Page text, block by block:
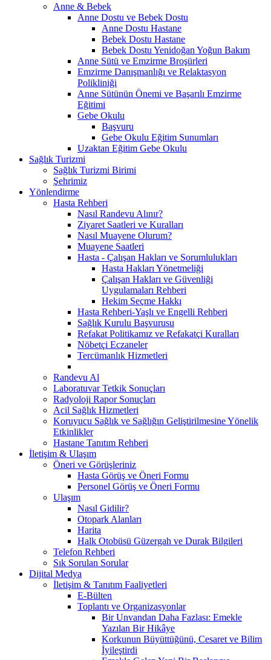
Anne & Bebek
Anne Dostu ve Bebek Dostu
Anne Dostu Hastane
Bebek Dostu Hastane
Bebek Dostu Yenidoğan Yoğun Bakım
Anne Sütü ve Emzirme Broşürleri
Emzirme Danışmanlığı ve Relaktasyon
Polikliniği
Anne Sütünün Önemi ve Başarılı Emzirme
Eğitimi
Gebe Okulu
Başvuru
Gebe Okulu Eğitim Sunumları
Uzaktan Eğitim Gebe Okulu
Sağlık Turizmi
Sağlık Turizmi Birimi
Şehrimiz
Yönlendirme
Hasta Rehberi
Nasıl Randevu Alınır?
Ziyaret Saatleri ve Kuralları
Nasıl Muayene Olurum?
Muayene Saatleri
Hasta - Çalışan Hakları ve Sorumlulukları
Hasta Hakları Yönetmeliği
Çalışan Hakları ve Güvenliği
Uygulamaları Rehberi
Hekim Seçme Hakkı
Hasta Rehberi-Yaşlı ve Engelli Rehberi
Sağlık Kurulu Başvurusu
Refakat Politikamız ve Refakatçi Kuralları
Nöbetçi Eczaneler
Tercümanlık Hizmetleri
Randevu Al
Laboratuvar Tetkik Sonuçları
Radyoloji Rapor Sonuçları
Acil Sağlık Hizmetleri
Koruyucu Sağlık ve Sağlığın Geliştirilmesine Yönelik
Etkinlikler
Hastane Tanıtım Rehberi
İletişim & Ulaşım
Öneri ve Görüşleriniz
Hasta Görüş ve Öneri Formu
Personel Görüş ve Öneri Formu
Ulaşım
Nasıl Gidilir?
Otopark Alanları
Harita
Halk Otobüsü Güzergah ve Durak Bilgileri
Telefon Rehberi
Sık Sorulan Sorular
Dijital Medya
İletişim & Tanıtım Faaliyetleri
E-Bülten
Toplantı ve Organizasyonlar
Bir Unvandan Daha Fazlası: Emekle
Yazılan Bir Hikâye
Korkunun Büyüttüğünü, Cesaret ve Bilim
İyileştirdi